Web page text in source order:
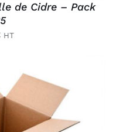
de Cidre – Pack
HT